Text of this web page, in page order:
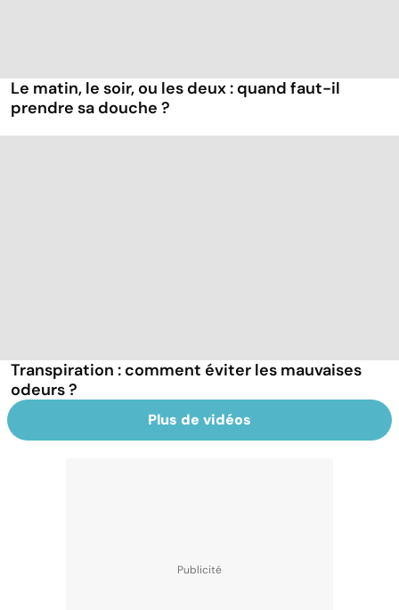
Le matin, le soir, ou les deux : quand faut-il
prendre sa douche ?
Transpiration : comment éviter les mauvaises
odeurs ?
Plus de vidéos